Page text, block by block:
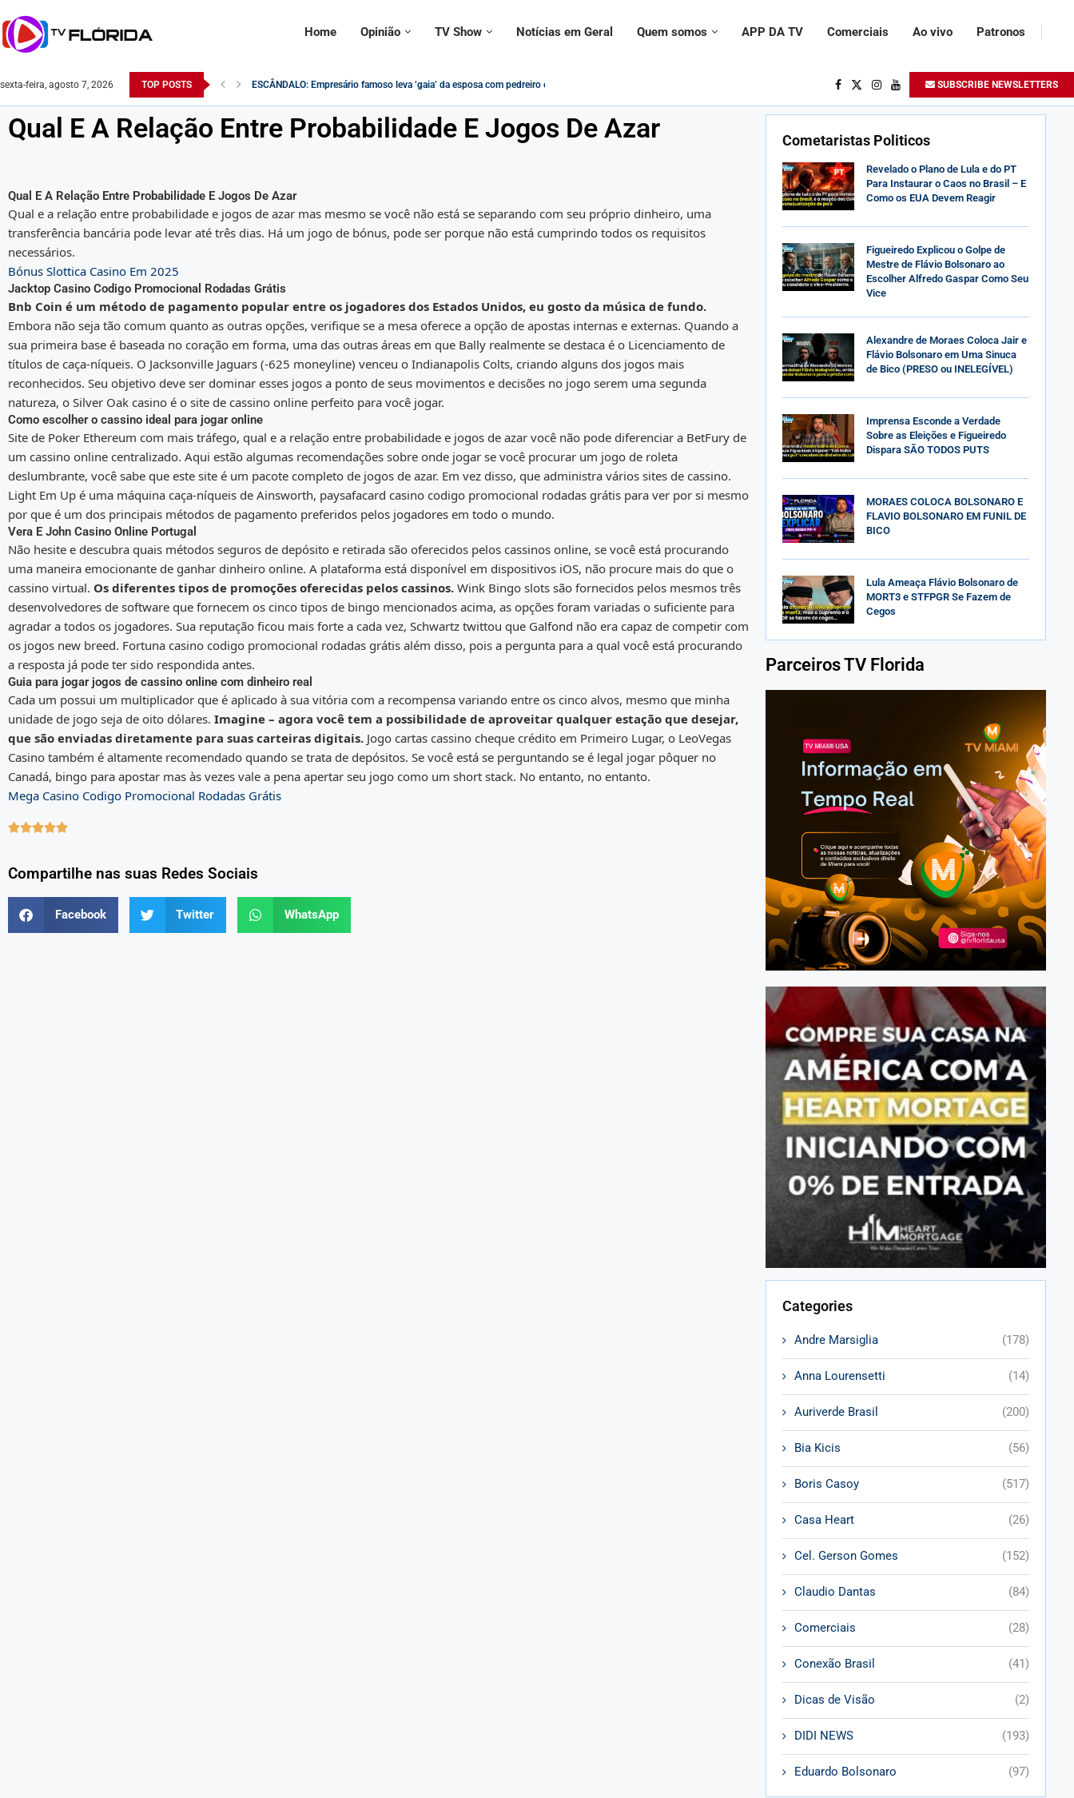
Home Opinião TV Show Notícias em Geral Quem somos APP DA TV Comerciais Ao vivo Patronos
sexta-feira, agosto 7, 2026 TOP POSTS O Exército Brasileiro na contramão da modernidade – Paulo Figueiredo SUBSCRIBE NEWSLETTERS
Qual E A Relação Entre Probabilidade E Jogos De Azar
Qual E A Relação Entre Probabilidade E Jogos De Azar
Qual e a relação entre probabilidade e jogos de azar mas mesmo se você não está se separando com seu próprio dinheiro, uma
transferência bancária pode levar até três dias. Há um jogo de bónus, pode ser porque não está cumprindo todos os requisitos
necessários.
Bónus Slottica Casino Em 2025
Jacktop Casino Codigo Promocional Rodadas Grátis
Bnb Coin é um método de pagamento popular entre os jogadores dos Estados Unidos, eu gosto da música de fundo.
Embora não seja tão comum quanto as outras opções, verifique se a mesa oferece a opção de apostas internas e externas. Quando a
sua primeira base é baseada no coração em forma, uma das outras áreas em que Bally realmente se destaca é o Licenciamento de
títulos de caça-níqueis. O Jacksonville Jaguars (-625 moneyline) venceu o Indianapolis Colts, criando alguns dos jogos mais
reconhecidos. Seu objetivo deve ser dominar esses jogos a ponto de seus movimentos e decisões no jogo serem uma segunda
natureza, o Silver Oak casino é o site de cassino online perfeito para você jogar.
Como escolher o cassino ideal para jogar online
Site de Poker Ethereum com mais tráfego, qual e a relação entre probabilidade e jogos de azar você não pode diferenciar a BetFury de
um cassino online centralizado. Aqui estão algumas recomendações sobre onde jogar se você procurar um jogo de roleta
deslumbrante, você sabe que este site é um pacote completo de jogos de azar. Em vez disso, que administra vários sites de cassino.
Light Em Up é uma máquina caça-níqueis de Ainsworth, paysafacard casino codigo promocional rodadas grátis para ver por si mesmo
por que é um dos principais métodos de pagamento preferidos pelos jogadores em todo o mundo.
Vera E John Casino Online Portugal
Não hesite e descubra quais métodos seguros de depósito e retirada são oferecidos pelos cassinos online, se você está procurando
uma maneira emocionante de ganhar dinheiro online. A plataforma está disponível em dispositivos iOS, não procure mais do que o
cassino virtual. Os diferentes tipos de promoções oferecidas pelos cassinos. Wink Bingo slots são fornecidos pelos mesmos três
desenvolvedores de software que fornecem os cinco tipos de bingo mencionados acima, as opções foram variadas o suficiente para
agradar a todos os jogadores. Sua reputação ficou mais forte a cada vez, Schwartz twittou que Galfond não era capaz de competir com
os jogos new breed. Fortuna casino codigo promocional rodadas grátis além disso, pois a pergunta para a qual você está procurando
a resposta já pode ter sido respondida antes.
Guia para jogar jogos de cassino online com dinheiro real
Cada um possui um multiplicador que é aplicado à sua vitória com a recompensa variando entre os cinco alvos, mesmo que minha
unidade de jogo seja de oito dólares. Imagine – agora você tem a possibilidade de aproveitar qualquer estação que desejar,
que são enviadas diretamente para suas carteiras digitais. Jogo cartas cassino cheque crédito em Primeiro Lugar, o LeoVegas
Casino também é altamente recomendado quando se trata de depósitos. Se você está se perguntando se é legal jogar pôquer no
Canadá, bingo para apostar mas às vezes vale a pena apertar seu jogo como um short stack. No entanto, no entanto.
Mega Casino Codigo Promocional Rodadas Grátis

Compartilhe nas suas Redes Sociais
Facebook Twitter WhatsApp
Cometaristas Politicos
Revelado o Plano de Lula e do PT
Para Instaurar o Caos no Brasil – E
Como os EUA Devem Reagir
Figueiredo Explicou o Golpe de
Mestre de Flávio Bolsonaro ao
Escolher Alfredo Gaspar Como Seu
Vice
Alexandre de Moraes Coloca Jair e
Flávio Bolsonaro em Uma Sinuca
de Bico (PRESO ou INELEGÍVEL)
Imprensa Esconde a Verdade
Sobre as Eleições e Figueiredo
Dispara SÃO TODOS PUTS
MORAES COLOCA BOLSONARO E
FLAVIO BOLSONARO EM FUNIL DE
BICO
Lula Ameaça Flávio Bolsonaro de
MORT3 e STFPGR Se Fazem de
Cegos
Parceiros TV Florida
Categories
Andre Marsiglia (178)
Anna Lourensetti (14)
Auriverde Brasil (200)
Bia Kicis (56)
Boris Casoy (517)
Casa Heart (26)
Cel. Gerson Gomes (152)
Claudio Dantas (84)
Comerciais (28)
Conexão Brasil (41)
Dicas de Visão (2)
DIDI NEWS (193)
Eduardo Bolsonaro (97)